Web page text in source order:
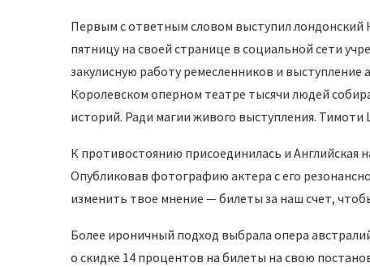
Первым с ответным словом выступил лондонский
пятницу на своей странице в социальной сети
закулисную работу ремесленников и выступление
Королевском оперном театре тысячи людей
историй. Ради магии живого выступления.
К противостоянию присоединилась и Английская
Опубликовав фотографию актера с его
изменить твое мнение — билеты за наш счет,
Более ироничный подход выбрала опера
о скидке 14 процентов на билеты на свою